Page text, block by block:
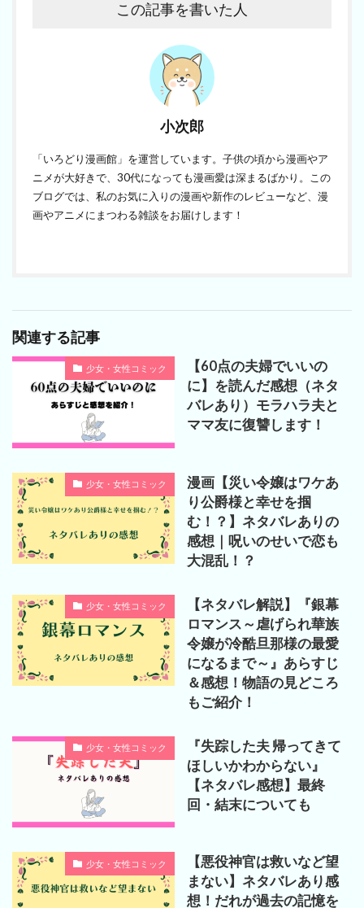
この記事を書いた人
小次郎
「いろどり漫画館」を運営しています。子供の頃から漫画やア
ニメが大好きで、30代になっても漫画愛は深まるばかり。この
ブログでは、私のお気に入りの漫画や新作のレビューなど、漫
画やアニメにまつわる雑談をお届けします！
関連する記事
少女・女性コミック
【60点の夫婦でいいの
に】を読んだ感想（ネタ
バレあり）モラハラ夫と
ママ友に復讐します！
少女・女性コミック
漫画【災い令嬢はワケあ
り公爵様と幸せを掴
む！？】ネタバレありの
感想｜呪いのせいで恋も
大混乱！？
少女・女性コミック
【ネタバレ解説】『銀幕
ロマンス～虐げられ華族
令嬢が冷酷旦那様の最愛
になるまで～』あらすじ
＆感想！物語の見どころ
もご紹介！
少女・女性コミック
『失踪した夫 帰ってきて
ほしいかわからない』
【ネタバレ感想】最終
回・結末についても
少女・女性コミック
【悪役神官は救いなど望
まない】ネタバレあり感
想！だれが過去の記憶を